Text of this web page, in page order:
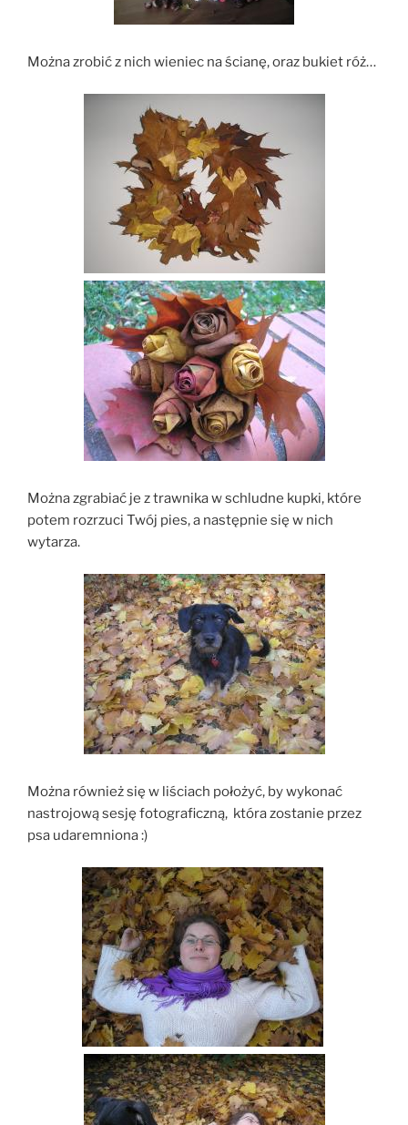
Można zrobić z nich wieniec na ścianę, oraz bukiet róż…
Można zgrabiać je z trawnika w schludne kupki, które
potem rozrzuci Twój pies, a następnie się w nich
wytarza.
Można również się w liściach położyć, by wykonać
nastrojową sesję fotograficzną, która zostanie przez
psa udaremniona :)